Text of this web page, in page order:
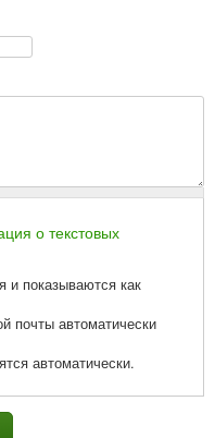
о текстовых
и показываются как
почты автоматически
автоматически.